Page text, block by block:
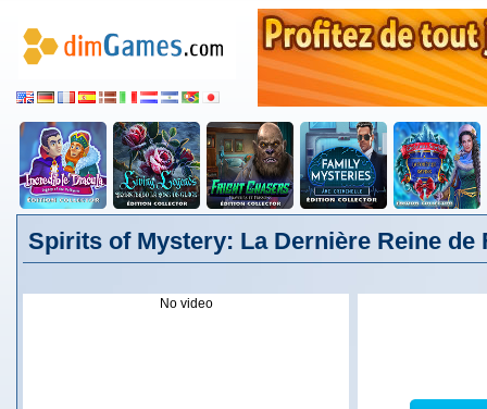
Spirits of Mystery: La Dernière Reine de
No video